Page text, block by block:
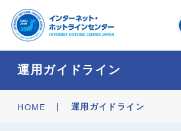
今すぐ通報する
運用ガイドライン
HOME 運用ガイドライン